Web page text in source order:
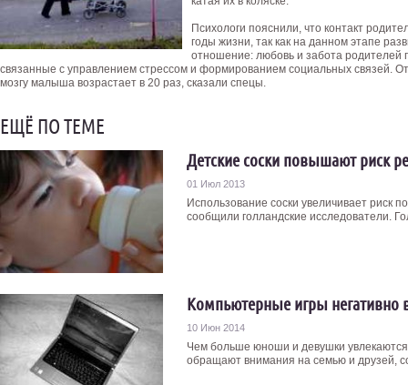
Психологи пояснили, что контакт
годы жизни, так как на данном этапе
отношение: любовь и забота родителей
связанные с управлением стрессом и формированием социальных связей.
мозгу малыша возрастает в 20 раз, сказали спецы.
ЕЩЁ ПО ТЕМЕ
Детские соски повышают риск
01 Июл 2013
Использование соски увеличивает риск
сообщили голландские исследователи.
Компьютерные игры негативно
10 Июн 2014
Чем больше юноши и девушки
обращают внимания на семью и друзей,